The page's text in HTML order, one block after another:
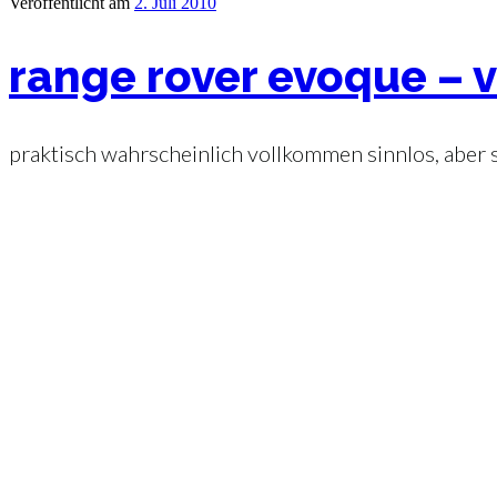
range rover evoque –
praktisch wahrscheinlich vollkommen sinnlos, aber